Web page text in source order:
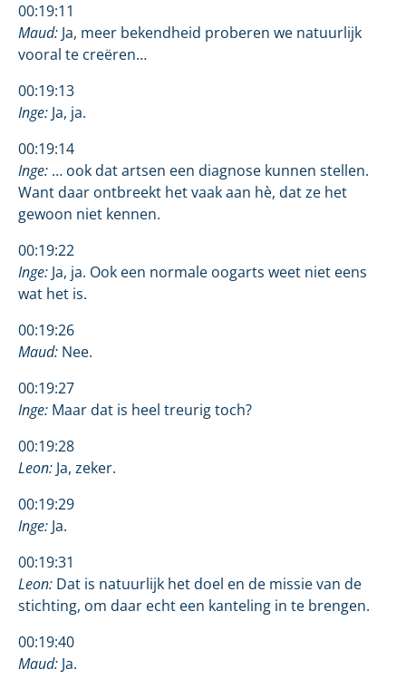
00:19:11
Maud: Ja, meer bekendheid proberen we natuurlijk
vooral te creëren…
00:19:13
Inge: Ja, ja.
00:19:14
Inge: … ook dat artsen een diagnose kunnen stellen.
Want daar ontbreekt het vaak aan hè, dat ze het
gewoon niet kennen.
00:19:22
Inge: Ja, ja. Ook een normale oogarts weet niet eens
wat het is.
00:19:26
Maud: Nee.
00:19:27
Inge: Maar dat is heel treurig toch?
00:19:28
Leon: Ja, zeker.
00:19:29
Inge: Ja.
00:19:31
Leon: Dat is natuurlijk het doel en de missie van de
stichting, om daar echt een kanteling in te brengen.
00:19:40
Maud: Ja.